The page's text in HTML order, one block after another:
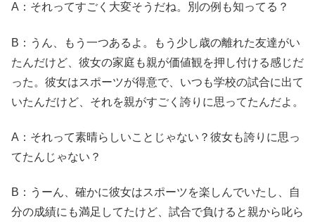
A：それってすごく大変そうだね。別の例も知ってる？
B：うん、もう一つあるよ。もう少し歳の離れた友達がい
たんだけど、彼女の家庭も親が価値観を押し付ける感じだ
った。彼女はスポーツが得意で、いつも学校の試合に出て
いたんだけど、それを親がすごく誇りに思ってたんだよ。
A：それって素晴らしいことじゃない？彼女も誇りに思っ
てたんじゃない？
B：うーん、確かに彼女はスポーツを楽しんでいたし、自
分の成績にも満足してたけど、試合で負けると親から叱ら